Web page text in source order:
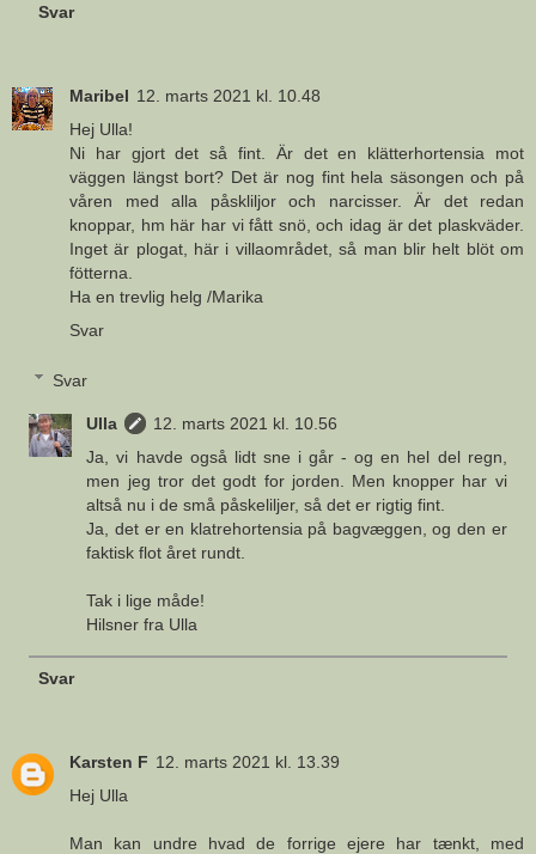
Svar
Maribel 12. marts 2021 kl. 10.48
Hej Ulla!
Ni har gjort det så fint. Är det en klätterhortensia mot
väggen längst bort? Det är nog fint hela säsongen och på
våren med alla påskliljor och narcisser. Är det redan
knoppar, hm här har vi fått snö, och idag är det plaskväder.
Inget är plogat, här i villaområdet, så man blir helt blöt om
fötterna.
Ha en trevlig helg /Marika
Svar
Svar
Ulla
12. marts 2021 kl. 10.56
Ja, vi havde også lidt sne i går - og en hel del regn,
men jeg tror det godt for jorden. Men knopper har vi
altså nu i de små påskeliljer, så det er rigtig fint.
Ja, det er en klatrehortensia på bagvæggen, og den er
faktisk flot året rundt.
Tak i lige måde!
Hilsner fra Ulla
Svar
Karsten F 12. marts 2021 kl. 13.39
Hej Ulla
Man kan undre hvad de forrige ejere har tænkt, med